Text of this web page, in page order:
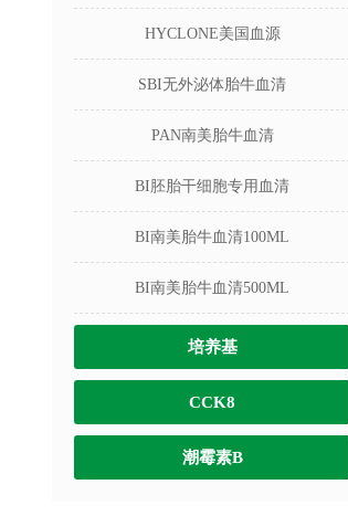
HYCLONE美国血源
SBI无外泌体胎牛血清
PAN南美胎牛血清
BI胚胎干细胞专用血清
BI南美胎牛血清100ML
BI南美胎牛血清500ML
培养基
CCK8
潮霉素B